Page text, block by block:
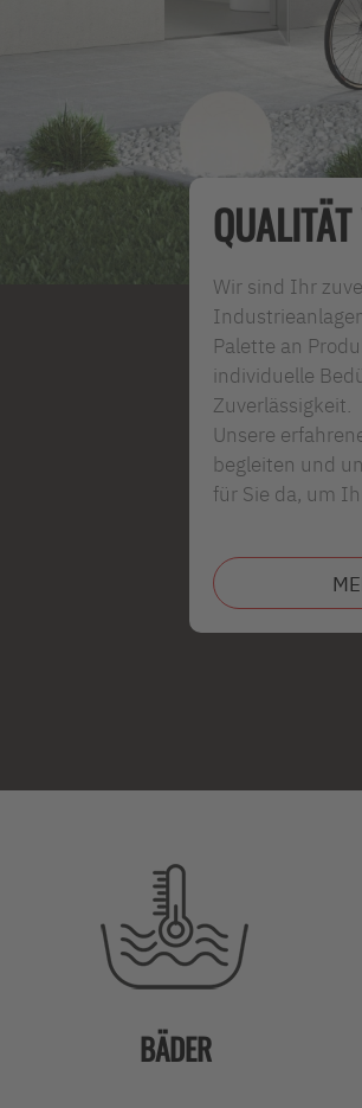
Wir sind Ihr
Palette an
individuelle
Zuverlässigkeit.
Unsere
begleiten und
für Sie da, um
BÄDER